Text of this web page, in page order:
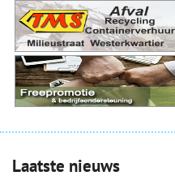
Laatste nieuws